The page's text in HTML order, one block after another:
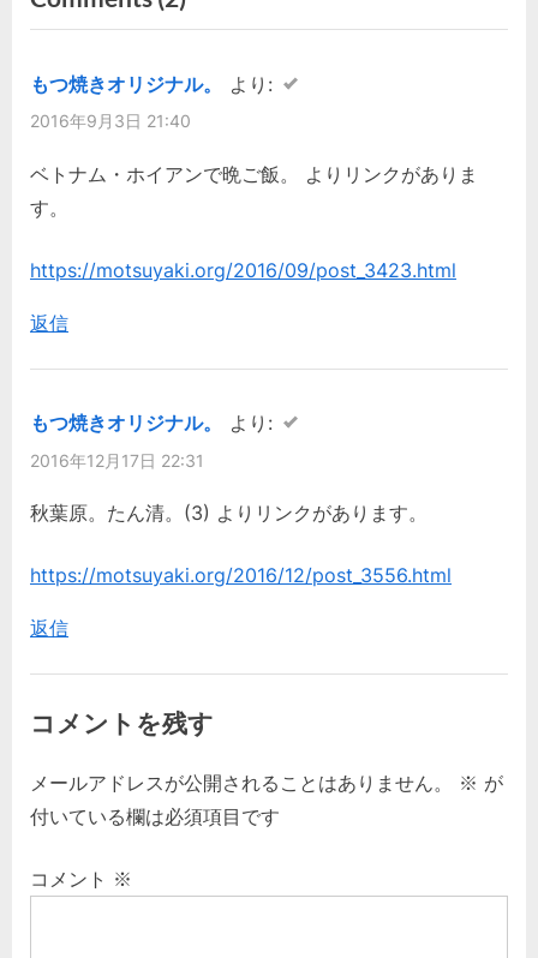
ナ
ビ
ゲ
ー
ョ
ン
v
o
u
s
P
s
:
t
t
“秋
葉
原。
ん
(2)”
もつ焼きオリジナル。 より:
2016年9月3日 21:40
ベトナム・ホイアンで晩ご飯。 よりリンクがありま
す。
https://motsuyaki.org/2016/09/post_3423.html
返信
もつ焼きオリジナル。 より:
2016年12月17日 22:31
秋葉原。たん清。(3) よりリンクがあります。
https://motsuyaki.org/2016/12/post_3556.html
返信
コメントを残す
メールアドレスが公開されることはありません。 ※ が
付いている欄は必須項目です
コメント ※